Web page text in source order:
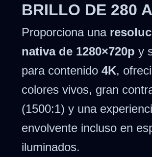
BRILLO DE 280
Proporciona una
nativa de 1280×720p y
para contenido 4K,
colores vivos, gran
(1500:1) y una
envolvente incluso en
iluminados.